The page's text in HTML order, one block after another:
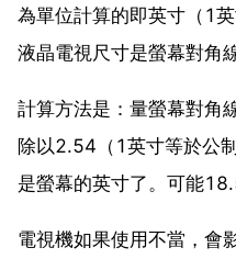
為單位計算的即英寸（1
液晶電視尺寸是螢幕對角
計算方法是：量螢幕對角
除以2.54（1英寸等於公
是螢幕的英寸了。可能
電視機如果使用不當，會